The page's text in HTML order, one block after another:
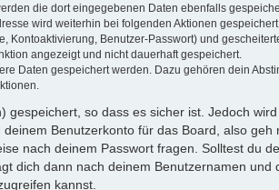
die dort eingegebenen Daten ebenfalls
wird weiterhin bei folgenden Aktionen
Kontoaktivierung, Benutzer-Passwort) und
angezeigt und nicht dauerhaft gespeichert.
Daten gespeichert werden. Dazu gehören dein
gespeichert, so dass es sicher ist. Jedoch
Benutzerkonto für das Board, also
nach deinem Passwort fragen. Solltest du
dich dann nach deinem Benutzernamen
kannst.